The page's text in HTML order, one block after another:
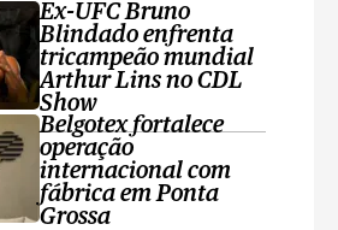
Ex-UFC Bruno
Blindado enfrenta
tricampeão mundial
Arthur Lins no CDL
Show
Belgotex fortalece
operação
internacional com
fábrica em Ponta
Grossa